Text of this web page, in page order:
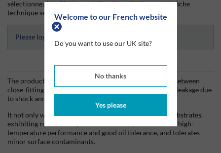
Welcome to our French website
Do you want to use our UK site?
No thanks
Yes please
sélectionnez la taille du produit qui vous intéresse et la fiche
technique sera disponible en téléchargement.
Please login and select to access Datasheets
The product cures when confined in the absence of air between
close-fitting metal surfaces and prevents loosening and leakage due
to shock and vibration.
It not only works on active metals but also on passive substrates,
exhibiting robust cure performance. The product offers high-
temperature performance and good oil tolerance, and tolerates
minor surface contaminants.